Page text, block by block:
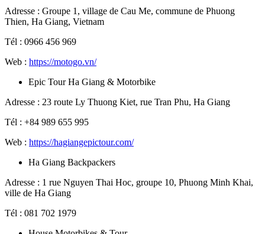
Adresse : Groupe 1, village de Cau Me, commune de Phuong
Thien, Ha Giang, Vietnam
Tél : 0966 456 969
Web : https://motogo.vn/
Epic Tour Ha Giang & Motorbike
Adresse : 23 route Ly Thuong Kiet, rue Tran Phu, Ha Giang
Tél : +84 989 655 995
Web : https://hagiangepictour.com/
Ha Giang Backpackers
Adresse : 1 rue Nguyen Thai Hoc, groupe 10, Phuong Minh Khai,
ville de Ha Giang
Tél : 081 702 1979